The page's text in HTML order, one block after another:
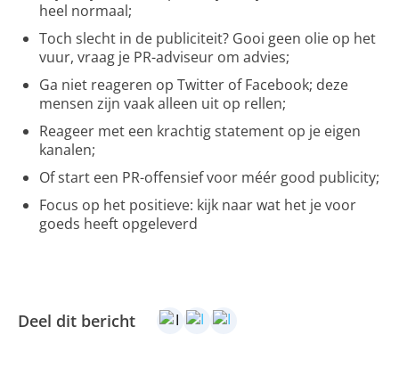
heel normaal;
Toch slecht in de publiciteit? Gooi geen olie op het
vuur, vraag je PR-adviseur om advies;
Ga niet reageren op Twitter of Facebook; deze
mensen zijn vaak alleen uit op rellen;
Reageer met een krachtig statement op je eigen
kanalen;
Of start een PR-offensief voor méér good publicity;
Focus op het positieve: kijk naar wat het je voor
goeds heeft opgeleverd
Deel dit bericht